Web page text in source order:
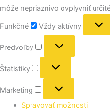
môže nepriaznivo ovplyvniť
Funkčné Vždy aktívny
Predvoľby
Štatistiky
Marketing
Spravovať možnosti